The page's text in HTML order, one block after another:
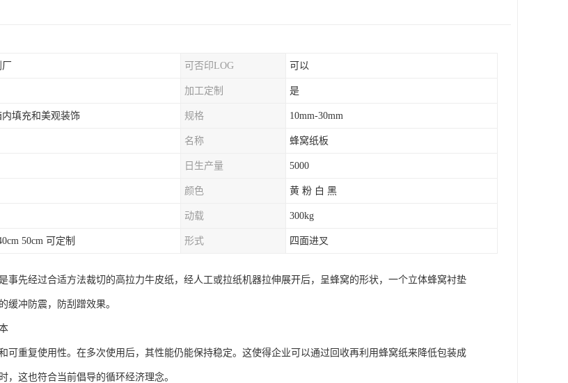
可否印LOG 可以
加工定制 是
填充和美观装饰 规格 10mm-30mm
名称 蜂窝纸板
日生产量 5000
颜色 黄 粉 白 黑
动载 300kg
50cm 可定制 形式 四面进叉
事先经过合适方法裁切的高拉力牛皮纸，经人工或拉纸机器拉伸展开后，呈蜂窝的形状，一个立体蜂窝衬垫
缓冲防震，防刮蹭效果。
可重复使用性。在多次使用后，其性能仍能保持稳定。这使得企业可以通过回收再利用蜂窝纸来降低包装成
，这也符合当前倡导的循环经济理念。